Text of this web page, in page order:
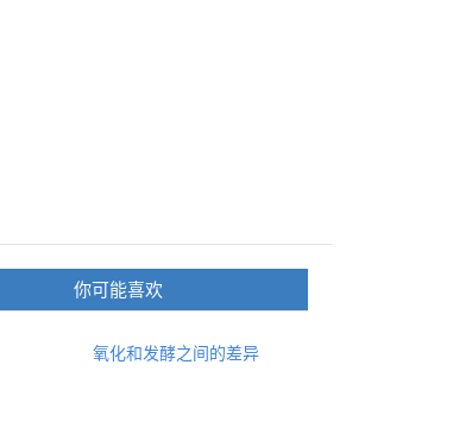
你可能喜欢
氧化和发酵之间的差异